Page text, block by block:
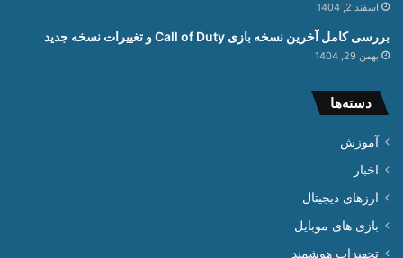
اسفند 2, 1404
بررسی کامل آخرین نسخه بازی Call of Duty و تغییرات نسخه جدید
بهمن 29, 1404
دسته‌ها
آموزش
اخبار
ارزهای دیجیتال
بازی های موبایل
تجهیزات هوشمند